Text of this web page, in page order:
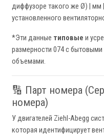
диффузоре такого же Ø) | мм |
установленного
*Эти данные типовые и
размерности 074 с
объемами.
🔢 Парт номера
номера)
У двигателей Ziehl-Abegg
которая идентифицирует